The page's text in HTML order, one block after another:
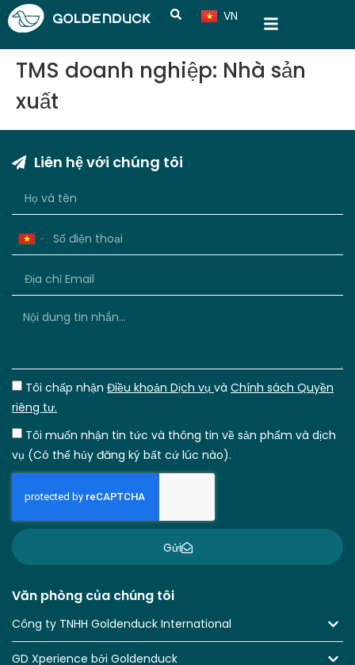
VN
CN
TMS doanh nghiệp: Nhà sản
xuất
Văn phòng của chúng tôi
Công ty TNHH Goldenduck International
GD Xperience bởi Goldenduck
Liên hệ với chúng tôi
Vietnam
Tôi chấp nhận Điều khoản Dịch vụ và Chính sách Quyền
riêng tư.
Tôi muốn nhận tin tức và thông tin về sản phẩm và dịch
vụ (Có thể hủy đăng ký bất cứ lúc nào).
Gửi